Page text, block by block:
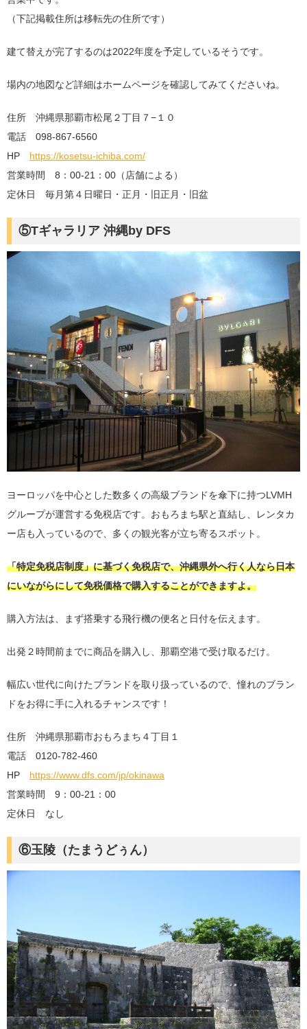
（下記掲載住所は移転先の住所です）
建て替えが完了するのは2022年度を予定しているそうです。
場内の地図など詳細はホームページを確認してみてくださいね。
住所 沖縄県那覇市松尾２丁目７−１０
電話 098-867-6560
HP https://kosetsu-ichiba.com/
営業時間 8：00-21：00（店舗による）
定休日 毎月第４日曜日・正月・旧正月・旧盆
⑤Tギャラリア 沖縄by DFS
ヨーロッパを中心とした数多くの高級ブランドを傘下に持つLVMH
グループが運営する免税店です。おもろまち駅と直結し、レンタカ
ー店も入っているので、多くの観光客が立ち寄るスポット。
「特定免税店制度」に基づく免税店で、沖縄県外へ行く人なら日本
にいながらにして免税価格で購入することができますよ。
購入方法は、まず搭乗する飛行機の便名と日付を伝えます。
出発２時間前までに商品を購入し、那覇空港で受け取るだけ。
幅広い世代に向けたブランドを取り扱っているので、憧れのブラン
ドをお得に手に入れるチャンスです！
住所 沖縄県那覇市おもろまち４丁目１
電話 0120-782-460
HP https://www.dfs.com/jp/okinawa
営業時間 9：00-21：00
定休日 なし
⑥玉陵（たまうどぅん）